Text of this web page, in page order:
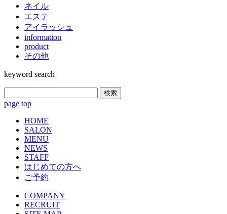
ネイル
エステ
アイラッシュ
information
product
その他
keyword search
検索
page top
HOME
SALON
MENU
NEWS
STAFF
はじめての方へ
ご予約
COMPANY
RECRUIT